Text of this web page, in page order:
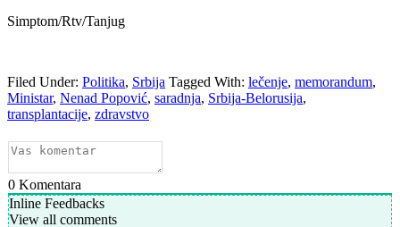
Simptom/Rtv/Tanjug
Filed Under: Politika, Srbija Tagged With: lečenje, memorandum,
Ministar, Nenad Popović, saradnja, Srbija-Belorusija,
transplantacije, zdravstvo
0 Komentara
Inline Feedbacks
View all comments